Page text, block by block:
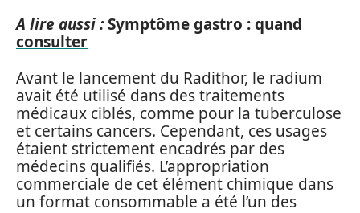
A lire aussi :Symptôme gastro : quand
consulter
Avant le lancement du Radithor, le radium
avait été utilisé dans des traitements
médicaux ciblés, comme pour la tuberculose
et certains cancers. Cependant, ces usages
étaient strictement encadrés par des
médecins qualifiés. L’appropriation
commerciale de cet élément chimique dans
un format consommable a été l’un des